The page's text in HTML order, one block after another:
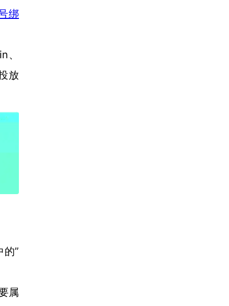
绑
放
的”
属